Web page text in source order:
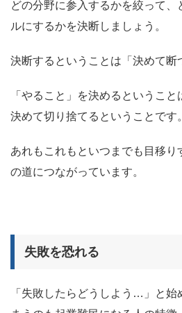
どの分野に参入するかを絞って
ルにするかを決断しましょう。
決断するということは「決めて断
「やること」を決めるというこ
決めて切り捨てるということです。
あれもこれもといつまでも目移
の道につながっています。
失敗を恐れる
「失敗したらどうしよう…」と始